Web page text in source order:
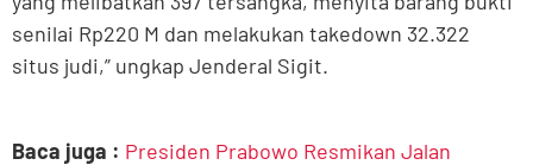
senilai Rp220 M dan melakukan takedown 32.322
situs judi,” ungkap Jenderal Sigit.
Baca juga : Presiden Prabowo Resmikan Jalan